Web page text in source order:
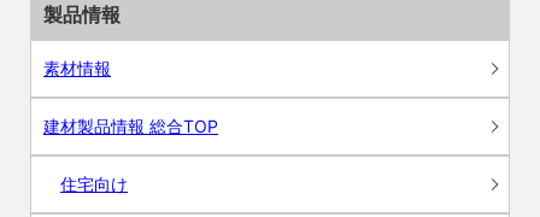
製品情報
素材情報
建材製品情報 総合TOP
住宅向け